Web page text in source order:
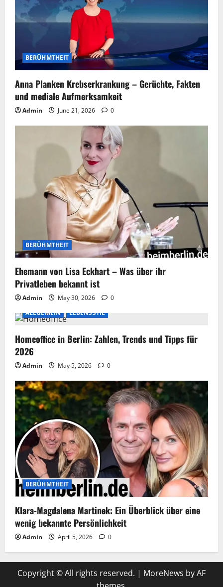
BERÜHMTHEIT
Anna Planken Krebserkrankung – Gerüchte, Fakten
und mediale Aufmerksamkeit
Admin June 21, 2026 0
BERÜHMTHEIT
Ehemann von Lisa Eckhart – Was über ihr
Privatleben bekannt ist
Admin May 30, 2026
0
ALLGEMEIN
LEBENSSTIL
Homeoffice in Berlin: Zahlen, Trends und Tipps für
2026
Admin May 5, 2026 0
BERÜHMTHEIT
Klara-Magdalena Martinek: Ein Überblick über eine
wenig bekannte Persönlichkeit
Admin April 5, 2026 0
Copyright © All rights reserved. | MoreNews by AF